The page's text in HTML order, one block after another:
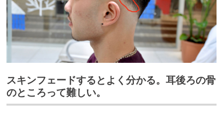
スキンフェードするとよく分かる。耳後ろの骨
のところって難しい。